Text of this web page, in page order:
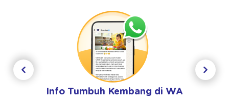
Info Tumbuh Kembang di WA